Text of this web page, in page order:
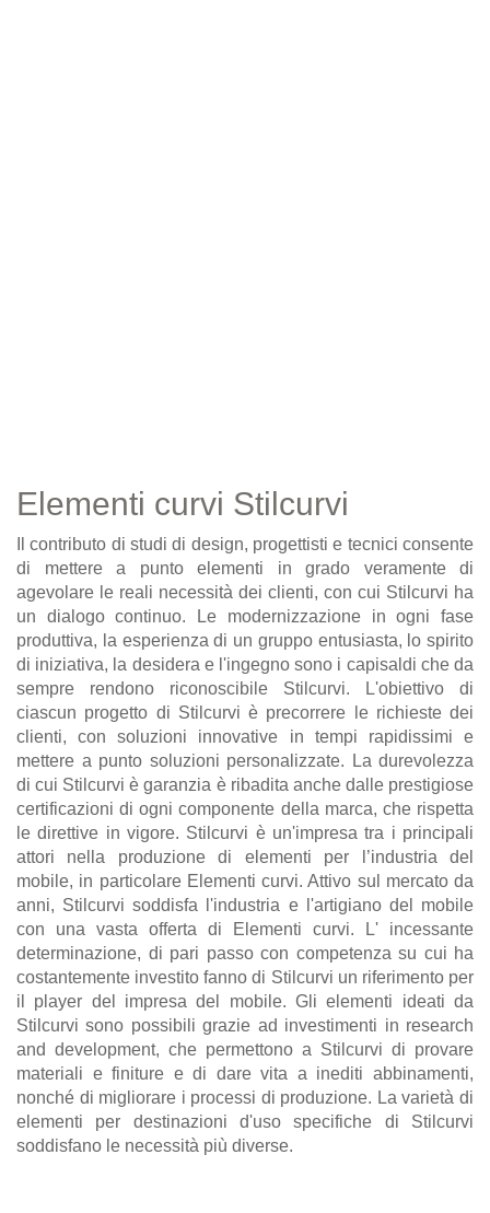
Elementi curvi Stilcurvi
Il contributo di studi di design, progettisti e tecnici consente
di mettere a punto elementi in grado veramente di
agevolare le reali necessità dei clienti, con cui Stilcurvi ha
un dialogo continuo. Le modernizzazione in ogni fase
produttiva, la esperienza di un gruppo entusiasta, lo spirito
di iniziativa, la desidera e l'ingegno sono i capisaldi che da
sempre rendono riconoscibile Stilcurvi. L'obiettivo di
ciascun progetto di Stilcurvi è precorrere le richieste dei
clienti, con soluzioni innovative in tempi rapidissimi e
mettere a punto soluzioni personalizzate. La durevolezza
di cui Stilcurvi è garanzia è ribadita anche dalle prestigiose
certificazioni di ogni componente della marca, che rispetta
le direttive in vigore. Stilcurvi è un'impresa tra i principali
attori nella produzione di elementi per l’industria del
mobile, in particolare Elementi curvi. Attivo sul mercato da
anni, Stilcurvi soddisfa l'industria e l'artigiano del mobile
con una vasta offerta di Elementi curvi. L' incessante
determinazione, di pari passo con competenza su cui ha
costantemente investito fanno di Stilcurvi un riferimento per
il player del impresa del mobile. Gli elementi ideati da
Stilcurvi sono possibili grazie ad investimenti in research
and development, che permettono a Stilcurvi di provare
materiali e finiture e di dare vita a inediti abbinamenti,
nonché di migliorare i processi di produzione. La varietà di
elementi per destinazioni d'uso specifiche di Stilcurvi
soddisfano le necessità più diverse.